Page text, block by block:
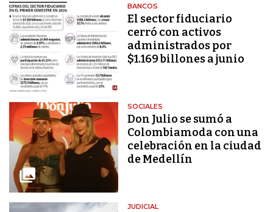
BANCOS
El sector fiduciario
cerró con activos
administrados por
$1.169 billones a junio
SOCIALES
Don Julio se sumó a
Colombiamoda con una
celebración en la ciudad
de Medellín
JUDICIAL